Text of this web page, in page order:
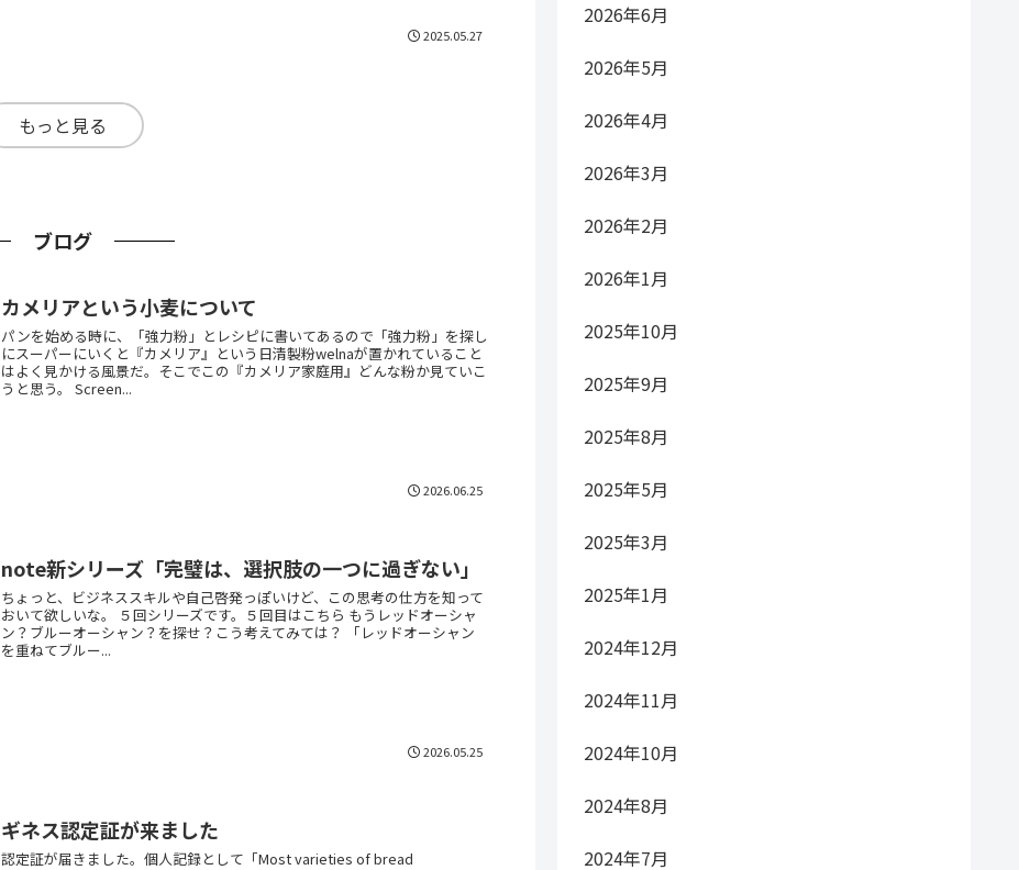
2025.05.27
もっと見る
ブログ
カメリアという小麦について
パンを始める時に、「強力粉」とレシピに書いてあるので「強力粉」を探し
にスーパーにいくと『カメリア』という日清製粉welnaが置かれていること
はよく見かける風景だ。そこでこの『カメリア家庭用』どんな粉か見ていこ
うと思う。 Screen...
2026.06.25
note新シリーズ「完璧は、選択肢の一つに過ぎない」
ちょっと、ビジネススキルや自己啓発っぽいけど、この思考の仕方を知って
おいて欲しいな。 ５回シリーズです。５回目はこちら もうレッドオーシャ
ン？ブルーオーシャン？を探せ？こう考えてみては？ 「レッドオーシャン
を重ねてブルー...
2026.05.25
ギネス認定証が来ました
認定証が届きました。個人記録として「Most varieties of bread
2026年6月
2026年5月
2026年4月
2026年3月
2026年2月
2026年1月
2025年10月
2025年9月
2025年8月
2025年5月
2025年3月
2025年1月
2024年12月
2024年11月
2024年10月
2024年8月
2024年7月